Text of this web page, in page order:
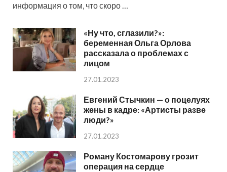
информация о том, что скоро …
«Ну что, сглазили?»:
беременная Ольга Орлова
рассказала о проблемах с
лицом
27.01.2023
Евгений Стычкин — о поцелуях
жены в кадре: «Артисты разве
люди?»
27.01.2023
Роману Костомарову грозит
операция на сердце